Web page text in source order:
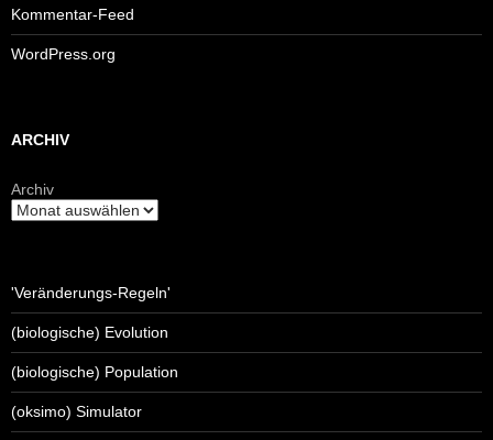
Kommentar-Feed
WordPress.org
ARCHIV
Archiv
'Veränderungs-Regeln'
(biologische) Evolution
(biologische) Population
(oksimo) Simulator